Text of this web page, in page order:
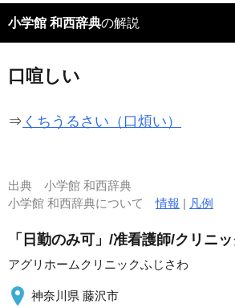
小学館 和西辞典の解説
口喧しい
⇒ くちうるさい（口煩い）
出典 小学館 和西辞典
小学館 和西辞典について情報 | 凡例
「日勤のみ可」/准看護師/クリニ
アグリホームクリニックふじさわ
神奈川県 藤沢市